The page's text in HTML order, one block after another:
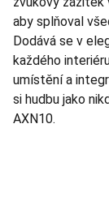
aby splňoval
Dodává se v
každého
umístění a
si hudbu jako
AXN10.